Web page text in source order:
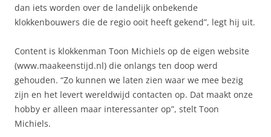
dan iets worden over de landelijk onbekende
klokkenbouwers die de regio ooit heeft gekend”, legt hij uit.
Content is klokkenman Toon Michiels op de eigen website
(www.maakeenstijd.nl) die onlangs ten doop werd
gehouden. “Zo kunnen we laten zien waar we mee bezig
zijn en het levert wereldwijd contacten op. Dat maakt onze
hobby er alleen maar interessanter op”, stelt Toon
Michiels.